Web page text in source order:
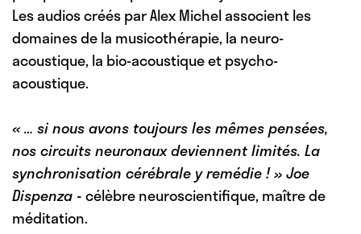
Les audios créés par Alex Michel associent les
domaines de la musicothérapie, la neuro-
acoustique, la bio-acoustique et psycho-
acoustique.
« … si nous avons toujours les mêmes pensées,
nos circuits neuronaux deviennent limités. La
synchronisation cérébrale y remédie ! »Joe
Dispenza -célèbre neuroscientifique, maître de
méditation.